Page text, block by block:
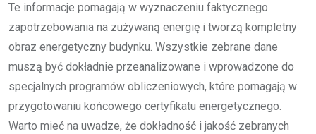
Te informacje pomagają w wyznaczeniu faktycznego
zapotrzebowania na zużywaną energię i tworzą kompletny
obraz energetyczny budynku. Wszystkie zebrane dane
muszą być dokładnie przeanalizowane i wprowadzone do
specjalnych programów obliczeniowych, które pomagają w
przygotowaniu końcowego certyfikatu energetycznego.
Warto mieć na uwadze, że dokładność i jakość zebranych